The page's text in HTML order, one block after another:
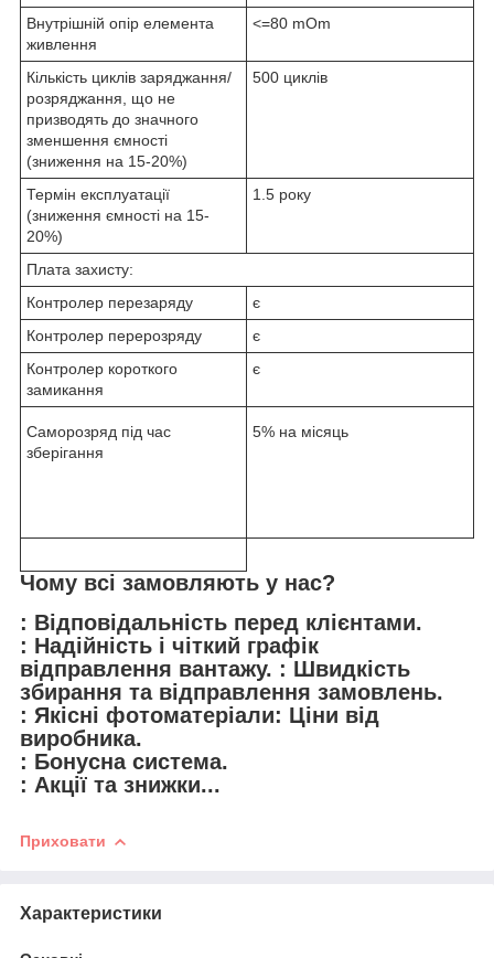
Внутрішній опір елемента
живлення
<=80 mOm
Кількість циклів заряджання/
розряджання, що не
призводять до значного
зменшення ємності
(зниження на 15-20%)
500 циклів
Термін експлуатації
(зниження ємності на 15-
20%)
1.5 року
Плата захисту:
Контролер перезаряду
є
Контролер перерозряду
є
Контролер короткого
замикання
є
Саморозряд під час
зберігання
5% на місяць
Чому всі замовляють у нас?
: Відповідальність перед клієнтами.
: Надійність і чіткий графік
відправлення вантажу. : Швидкість
збирання та відправлення замовлень.
: Якісні фотоматеріали: Ціни від
виробника.
: Бонусна система.
: Акції та знижки...
Приховати
Характеристики